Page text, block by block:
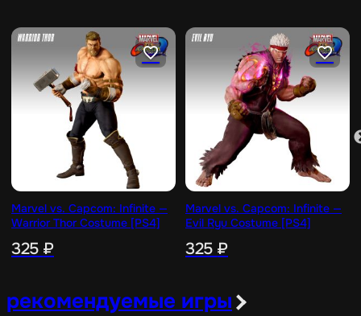
Marvel vs. Capcom: Infinite —
Warrior Thor Costume [PS4]
325 ₽
Marvel vs. Capcom: Infinite —
Evil Ryu Costume [PS4]
325 ₽
рекомендуемые игры